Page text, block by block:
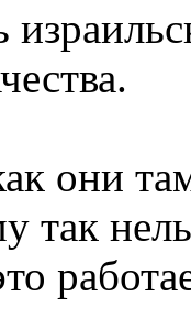
они
так